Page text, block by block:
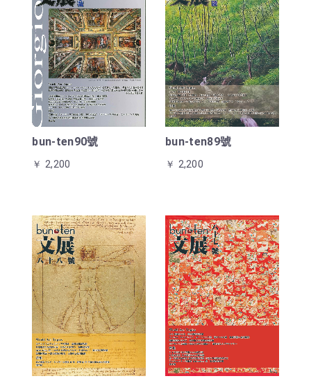
bun-ten90號
￥ 2,200
bun-ten89號
￥ 2,200